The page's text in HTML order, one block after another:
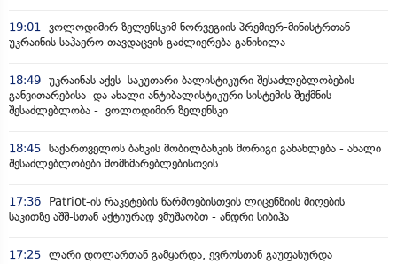
19:01
ვოლოდიმირ ზელენსკიმ ნორვეგიის პრემიერ-მინისტრთან
უკრაინის საჰაერო თავდაცვის გაძლიერება განიხილა
18:49 უკრაინას აქვს საკუთარი ბალისტიკური შესაძლებლობების
განვითარებისა და ახალი ანტიბალისტიკური სისტემის შექმნის
შესაძლებლობა - ვოლოდიმირ ზელენსკი
18:45 საქართველოს ბანკის მობილბანკის მორიგი განახლება - ახალი
შესაძლებლობები მომხმარებლებისთვის
17:36
Patriot-ის რაკეტების წარმოებისთვის ლიცენზიის მიღების
საკითზე აშშ-სთან აქტიურად ვმუშაობთ - ანდრი სიბიჰა
17:25 ლარი დოლართან გამყარდა, ევროსთან გაუფასურდა